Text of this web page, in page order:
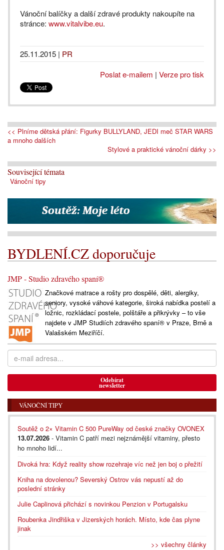
Vánoční balíčky a další zdravé produkty nakoupíte na
stránce: www.vitalvibe.eu.
25.11.2015 | PR
Poslat e-mailem | Verze pro tisk
<< Plníme dětská přání: Figurky BULLYLAND, JEDI meč STAR WARS
a mnoho dalších
Stylové a praktické vánoční dárky >>
Související témata
Vánoční tipy
BYDLENÍ.CZ doporučuje
JMP - Studio zdravého spaní®
Značkové matrace a rošty pro dospělé, děti, alergiky,
seniory, vysoké váhové kategorie, široká nabídka postelí a
ložnic, rozkládací postele, polštáře a přikrývky – to vše
najdete v JMP Studiích zdravého spaní® v Praze, Brně a
Valašském Meziříčí.
Odebírat
newsletter
VÁNOČNÍ TIPY
Soutěž o 2× Vitamin C 500 PureWay od české značky OVONEX
13.07.2026 - Vitamin C patří mezi nejznámější vitaminy, přesto
ho mnoho lidí...
Divoká hra: Když reality show rozehraje víc než jen boj o přežití
Kniha na dovolenou? Severský Ostrov vás nepustí až do
poslední stránky
Julie Caplinová přichází s novinkou Penzion v Portugalsku
Roubenka Jindřiška v Jizerských horách. Místo, kde čas plyne
jinak
>> všechny články